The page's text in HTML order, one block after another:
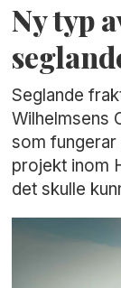
Ny typ
Seglande
Wilhelmsens
som fungerar
projekt inom
det skulle